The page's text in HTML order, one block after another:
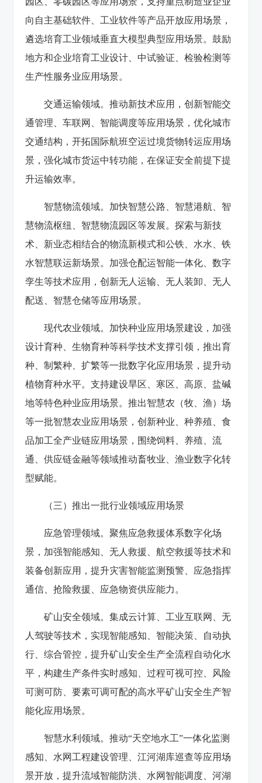
向自主基础软件、工业软件等产品开放应用场景，
遴选培育工业领域垂直大模型典型应用场景。鼓励
地方和企业培育工业设计、中试验证、检验检测等
生产性服务业应用场景。
交通运输领域。推动新技术应用，创新智能交
通管理、车联网、智能调度等应用场景，优化城市
交通结构，开拓国际航班空运过境货物转运应用场
景，强化城市货运中转功能，在保证安全前提下提
升运输效率。
智慧物流领域。加快智慧公路、智慧港航、智
慧物流枢纽、智慧物流园区等发展。探索与新技
术、新业态相结合的物流新模式和公铁、水水、铁
水智慧联运新场景。加强仓配运智能一体化、数字
孪生等技术应用，创新无人运输、无人装卸、无人
配送、智慧仓储等应用场景。
现代农业领域。加快种业应用场景建设，加强
设计育种、生物育种等科学技术支撑引领，推出育
种、制繁种、扩繁等一批数字化应用场景，提升动
植物育种水平。支持建设旱区、寒区、高原、盐碱
地等特色种业应用场景。推出智慧农（牧、渔）场
等一批智慧农业应用场景，创新种业、种养殖、食
品加工全产业链应用场景，围绕饲料、养殖、流
通、供应链金融等领域推动畜牧业、渔业数字化转
型赋能。
（三）推出一批行业领域应用场景
应急管理领域。聚焦应急救援体系数字化场
景，加强智能感知、无人救援、航空救援等技术和
装备创新应用，提升灾害智能监测预警、应急指挥
通信、抢险救援、应急物资供应能力。
矿山安全领域。集成云计算、工业互联网、无
人驾驶等技术，实现智能感知、智能决策、自动执
行、综合管控，提升矿山安全生产全流程自动化水
平，构建生产条件实时感知、过程可视可控、风险
可测可防、要素可调可配的高水平矿山安全生产智
能化应用场景。
智慧水利领域。推动“天空地水工”一体化监测
感知、水网工程建设管理、江河湖库巡查等应用场
景开放，提升流域智能防洪、水网智能调度、河湖